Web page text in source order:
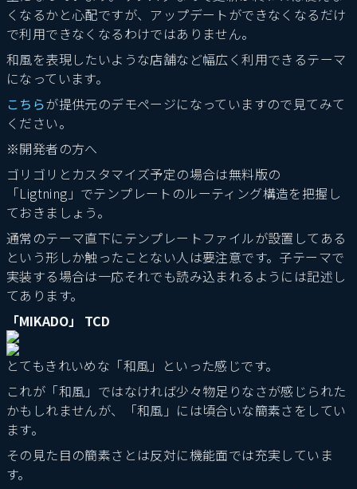
くなるかと心配ですが、アップデートができなくなるだけ
で利用できなくなるわけではありません。
和風を表現したいような店舗など幅広く利用できるテーマ
になっています。
こちらが提供元のデモページになっていますので見てみて
ください。
※開発者の方へ
ゴリゴリとカスタマイズ予定の場合は無料版の
「Ligtning」でテンプレートのルーティング構造を把握し
ておきましょう。
通常のテーマ直下にテンプレートファイルが設置してある
という形しか触ったことない人は要注意です。子テーマで
実装する場合は一応それでも読み込まれるようには記述し
てあります。
「MIKADO」 TCD
とてもきれいめな「和風」といった感じです。
これが「和風」ではなければ少々物足りなさが感じられた
かもしれませんが、「和風」には頃合いな簡素さをしてい
ます。
その見た目の簡素さとは反対に機能面では充実していま
す。